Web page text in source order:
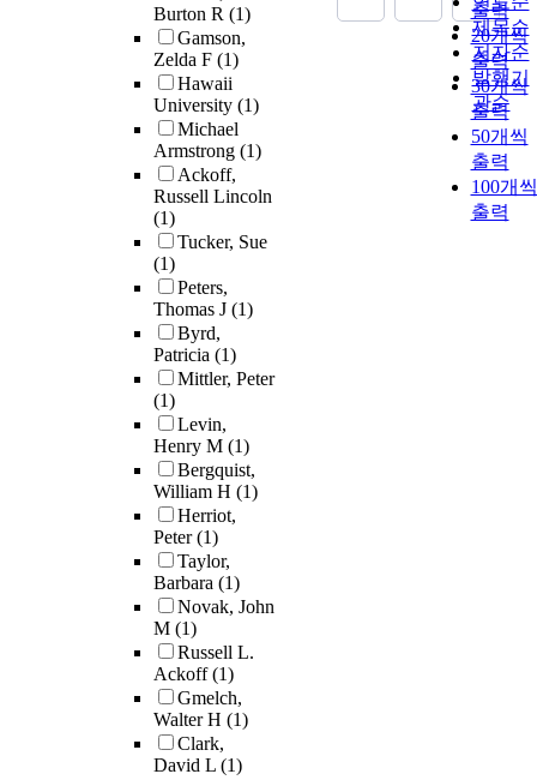
Burton R (1)
Gamson,
Zelda F (1)
Hawaii
University (1)
Michael
Armstrong (1)
Ackoff,
Russell Lincoln
(1)
Tucker, Sue
(1)
Peters,
Thomas J (1)
Byrd,
Patricia (1)
Mittler, Peter
(1)
Levin,
Henry M (1)
Bergquist,
William H (1)
Herriot,
Peter(1)
Taylor,
Barbara (1)
Novak, John
M (1)
Russell L.
Ackoff(1)
Gmelch,
Walter H (1)
Clark,
David L (1)
제목순
저자순
발행기
관순
출력
20개씩
출력
30개씩
출력
50개씩
출력
100개씩
출력